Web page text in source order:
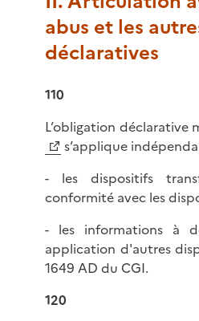
abus et les
déclaratives
110
L’obligation déclarative
s’applique
- les dispositifs
conformité avec les
- les informations à
application d'autres
1649 AD du CGI.
120